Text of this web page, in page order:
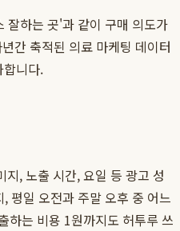
잘하는 곳'과 같이 구매 의도가
간 축적된 의료 마케팅 데이터
니다.
, 노출 시간, 요일 등 광고 성
평일 오전과 주말 오후 중 어느
하는 비용 1원까지도 허투루 쓰